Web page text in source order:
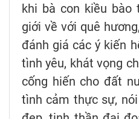
khi bà con kiều
giới về với quê
đánh giá các ý kiến
tình yêu, khát vọng
cống hiến cho đất
tình cảm thực sự,